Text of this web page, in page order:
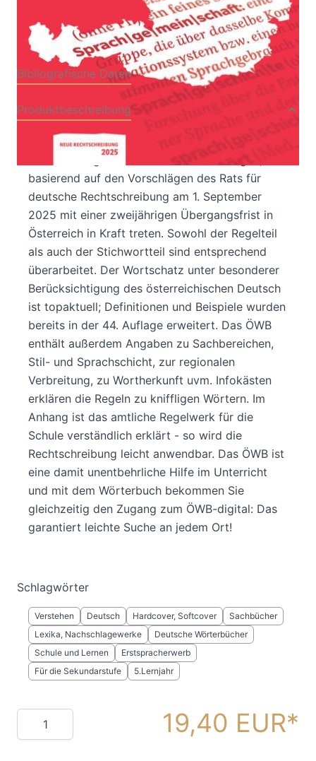
ISBN: 978-3-20913685-
5
Bibliografische Daten
Produktbeschreibung
Die aktualisierte 44. Auflage des ÖWB
berücksichtigt die Rechtschreibänderungen, die
basierend auf den Vorschlägen des Rats für
deutsche Rechtschreibung am 1. September
2025 mit einer zweijährigen Übergangsfrist in
Österreich in Kraft treten. Sowohl der Regelteil
als auch der Stichwortteil sind entsprechend
überarbeitet. Der Wortschatz unter besonderer
Berücksichtigung des österreichischen Deutsch
ist topaktuell; Definitionen und Beispiele wurden
bereits in der 44. Auflage erweitert. Das ÖWB
enthält außerdem Angaben zu Sachbereichen,
Stil- und Sprachschicht, zur regionalen
Verbreitung, zu Wortherkunft uvm. Infokästen
erklären die Regeln zu kniffligen Wörtern. Im
Anhang ist das amtliche Regelwerk für die
Schule verständlich erklärt - so wird die
Rechtschreibung leicht anwendbar. Das ÖWB ist
eine damit unentbehrliche Hilfe im Unterricht
und mit dem Wörterbuch bekommen Sie
gleichzeitig den Zugang zum ÖWB-digital: Das
garantiert leichte Suche an jedem Ort!
Schlagwörter
Verstehen Deutsch Hardcover, Softcover
Sachbücher
Lexika, Nachschlagewerke
Deutsche Wörterbücher
Schule und Lernen
Erstspracherwerb
Für die Sekundarstufe
5.Lernjahr
Menge 19,40 EUR